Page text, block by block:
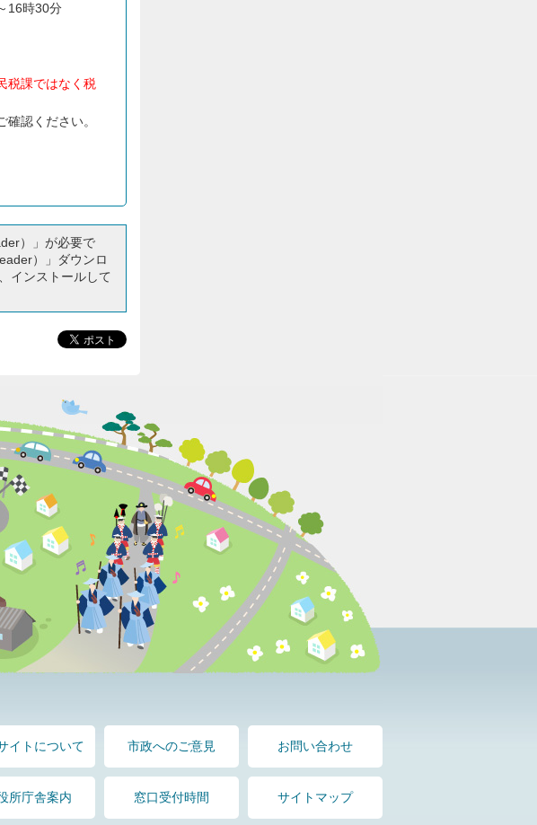
16時30分
税課ではなく税
認ください。
）」が必要で
）」ダウンロ
インストールして
イトについて 市政へのご意見 お問い合わせ
所庁舎案内 窓口受付時間 サイトマップ